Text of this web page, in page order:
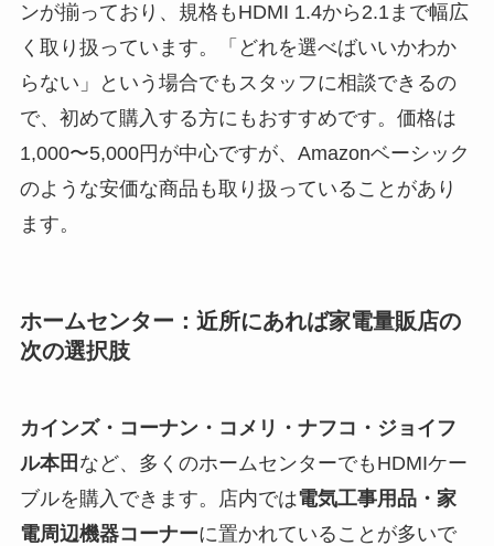
ンが揃っており、規格もHDMI 1.4から2.1まで幅広
く取り扱っています。「どれを選べばいいかわか
らない」という場合でもスタッフに相談できるの
で、初めて購入する方にもおすすめです。価格は
1,000〜5,000円が中心ですが、Amazonベーシック
のような安価な商品も取り扱っていることがあり
ます。
ホームセンター：近所にあれば家電量販店の
次の選択肢
カインズ・コーナン・コメリ・ナフコ・ジョイフ
ル本田 など、多くのホームセンターでもHDMIケー
ブルを購入できます。店内では電気工事用品・家
電周辺機器コーナーに置かれていることが多いで